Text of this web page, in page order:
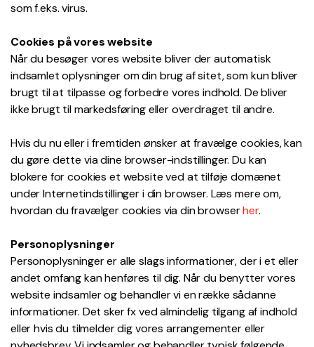
som f.eks. virus.
Cookies på vores website
Når du besøger vores website bliver der automatisk
indsamlet oplysninger om din brug af sitet, som kun bliver
brugt til at tilpasse og forbedre vores indhold. De bliver
ikke brugt til markedsføring eller overdraget til andre.
Hvis du nu eller i fremtiden ønsker at fravælge cookies, kan
du gøre dette via dine browser-indstillinger. Du kan
blokere for cookies et website ved at tilføje domænet
under Internetindstillinger i din browser. Læs mere om,
hvordan du fravælger cookies via din browserher.
Personoplysninger
Personoplysninger er alle slags informationer, der i et eller
andet omfang kan henføres til dig. Når du benytter vores
website indsamler og behandler vi en række sådanne
informationer. Det sker fx ved almindelig tilgang af indhold
eller hvis du tilmelder dig vores arrangementer eller